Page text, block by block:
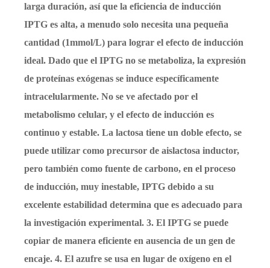
larga duración, así que la eficiencia de inducción
IPTG es alta, a menudo solo necesita una pequeña
cantidad (1mmol/L) para lograr el efecto de inducción
ideal. Dado que el IPTG no se metaboliza, la expresión
de proteínas exógenas se induce específicamente
intracelularmente. No se ve afectado por el
metabolismo celular, y el efecto de inducción es
continuo y estable. La lactosa tiene un doble efecto, se
puede utilizar como precursor de aislactosa inductor,
pero también como fuente de carbono, en el proceso
de inducción, muy inestable, IPTG debido a su
excelente estabilidad determina que es adecuado para
la investigación experimental. 3. El IPTG se puede
copiar de manera eficiente en ausencia de un gen de
encaje. 4. El azufre se usa en lugar de oxígeno en el